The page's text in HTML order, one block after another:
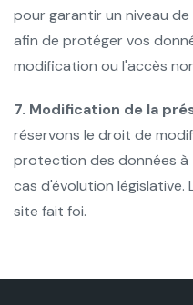
pour garantir un niveau
afin de protéger vos
modification ou l'accès
7. Modification de la
réservons le droit de
protection des données
cas d'évolution législative.
site fait foi.